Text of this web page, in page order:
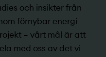
och insikter från
förnybar energi
– vårt mål är att
med oss av det vi